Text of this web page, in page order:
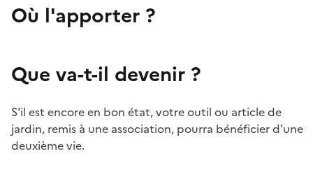
Où l'apporter ?
Que va-t-il devenir ?
S'il est encore en bon état, votre outil ou article de
jardin, remis à une association, pourra bénéficier d'une
deuxième vie.